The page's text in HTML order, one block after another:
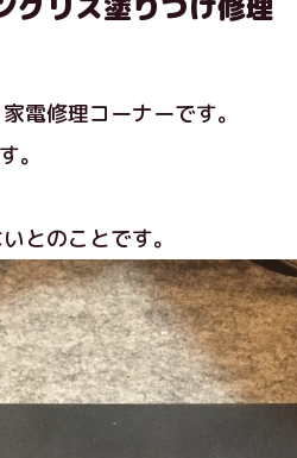
電修理コーナーです。
。
とのことです。